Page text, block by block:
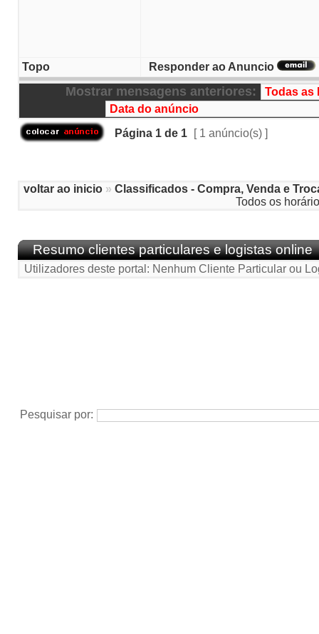
Topo Responder ao Anuncio
Mostrar mensagens anteriores:
Página 1 de 1 [ 1 anúncio(s) ]
voltar ao inicio » Classificados - Compra, Venda e
Todos os
Resumo clientes particulares e logistas online
Utilizadores deste portal: Nenhum Cliente Particular ou
Pesquisar por: